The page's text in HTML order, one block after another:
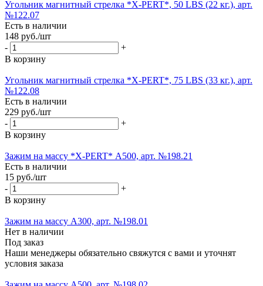
Угольник магнитный стрелка *X-PERT*, 50 LBS (22 кг.), арт.
№122.07
Есть в наличии
148 руб./шт
-
+
В корзину
Угольник магнитный стрелка *X-PERT*, 75 LBS (33 кг.), арт.
№122.08
Есть в наличии
229 руб./шт
-
+
В корзину
Зажим на массу *X-PERT* А500, арт. №198.21
Есть в наличии
15 руб./шт
-
+
В корзину
Зажим на массу А300, арт. №198.01
Нет в наличии
Под заказ
Наши менеджеры обязательно свяжутся с вами и уточнят
условия заказа